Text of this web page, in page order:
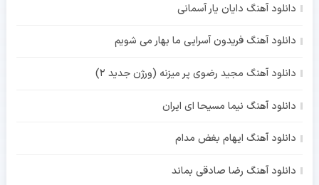
دانلود آهنگ دایان یار آسمانی
دانلود آهنگ فریدون آسرایی ما بهار می شویم
دانلود آهنگ مجید رضوی پر میزنه (ورژن جدید 2)
دانلود آهنگ نیما مسیحا ای ایران
دانلود آهنگ ایهام بغض مدام
دانلود آهنگ رضا صادقی بماند